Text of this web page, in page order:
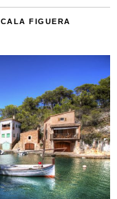
CALA FIGUERA